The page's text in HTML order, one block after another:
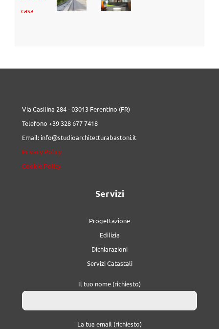
Via Casilina 284 - 03013 Ferentino (FR)
Telefono +39 328 677 7418
Email: info@studioarchitetturabastoni.it
Privacy Policy
Cookie Policy
Servizi
Progettazione
Edilizia
Dichiarazioni
Servizi Catastali
Il tuo nome (richiesto)
La tua email (richiesto)